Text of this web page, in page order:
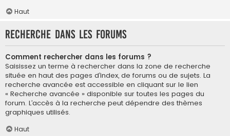
Haut
Recherche dans les forums
Comment rechercher dans les forums ?
Saisissez un terme à rechercher dans la zone de recherche
située en haut des pages d’index, de forums ou de sujets. La
recherche avancée est accessible en cliquant sur le lien
« Recherche avancée » disponible sur toutes les pages du
forum. L’accès à la recherche peut dépendre des thèmes
graphiques utilisés.
Haut